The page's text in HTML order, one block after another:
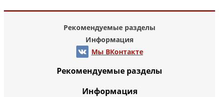
Рекомендуемые разделы
Информация
Мы ВКонтакте
Рекомендуемые разделы
Информация